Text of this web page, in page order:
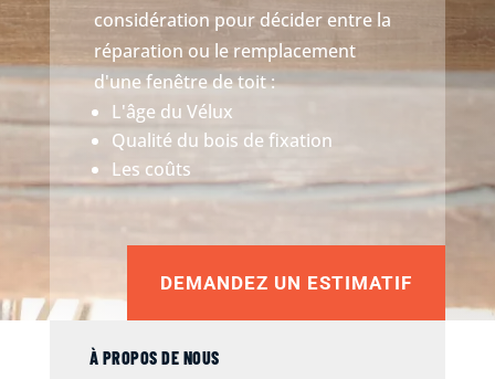
considération pour décider entre la
réparation ou le remplacement
d'une fenêtre de toit :
L'âge du Vélux
Qualité du bois de fixation
Les coûts
DEMANDEZ UN ESTIMATIF
À PROPOS DE NOUS